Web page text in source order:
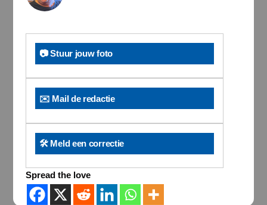
📷 Stuur jouw foto
✉️ Mail de redactie
🛠️ Meld een correctie
Spread the love